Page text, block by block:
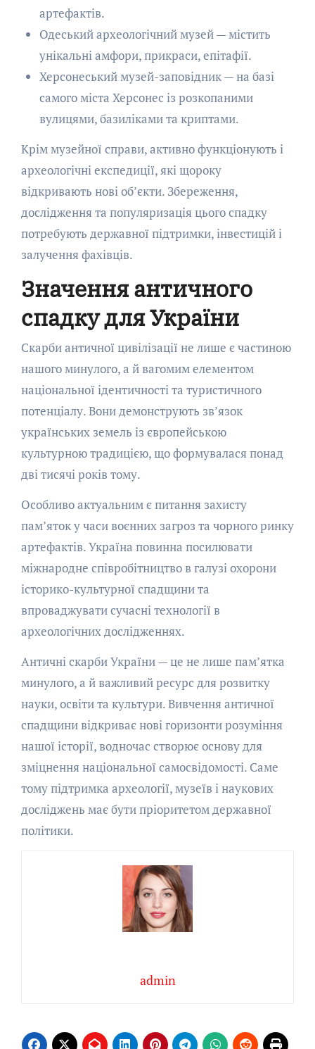
артефактів.
Одеський археологічний музей — містить
унікальні амфори, прикраси, епітафії.
Херсонеський музей-заповідник — на базі
самого міста Херсонес із розкопаними
вулицями, базиліками та криптами.
Крім музейної справи, активно функціонують і
археологічні експедиції, які щороку
відкривають нові об’єкти. Збереження,
дослідження та популяризація цього спадку
потребують державної підтримки, інвестицій і
залучення фахівців.
Значення античного
спадку для України
Скарби античної цивілізації не лише є частиною
нашого минулого, а й вагомим елементом
національної ідентичності та туристичного
потенціалу. Вони демонструють зв’язок
українських земель із європейською
культурною традицією, що формувалася понад
дві тисячі років тому.
Особливо актуальним є питання захисту
пам’яток у часи воєнних загроз та чорного ринку
артефактів. Україна повинна посилювати
міжнародне співробітництво в галузі охорони
історико-культурної спадщини та
впроваджувати сучасні технології в
археологічних дослідженнях.
Античні скарби України — це не лише пам’ятка
минулого, а й важливий ресурс для розвитку
науки, освіти та культури. Вивчення античної
спадщини відкриває нові горизонти розуміння
нашої історії, водночас створює основу для
зміцнення національної самосвідомості. Саме
тому підтримка археології, музеїв і наукових
досліджень має бути пріоритетом державної
політики.
admin